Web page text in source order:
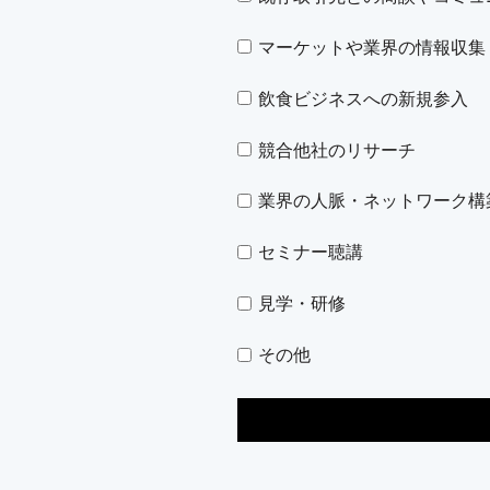
マーケットや業界の情報収集
飲食ビジネスへの新規参入
競合他社のリサーチ
業界の人脈・ネットワーク構
セミナー聴講
見学・研修
その他